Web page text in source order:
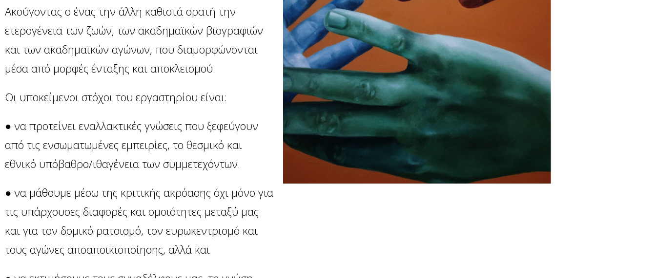
Ακούγοντας ο ένας την άλλη καθιστά ορατή την
ετερογένεια των ζωών, των ακαδημαϊκών βιογραφιών
και των ακαδημαϊκών αγώνων, που διαμορφώνονται
μέσα από μορφές ένταξης και αποκλεισμού.
Οι υποκείμενοι στόχοι του εργαστηρίου είναι:
● να προτείνει εναλλακτικές γνώσεις που ξεφεύγουν
από τις ενσωματωμένες εμπειρίες, το θεσμικό και
εθνικό υπόβαθρο/ιθαγένεια των συμμετεχόντων.
● να μάθουμε μέσω της κριτικής ακρόασης όχι μόνο για
τις υπάρχουσες διαφορές και ομοιότητες μεταξύ μας
και για τον δομικό ρατσισμό, τον ευρωκεντρισμό και
τους αγώνες αποαποικιοποίησης, αλλά και